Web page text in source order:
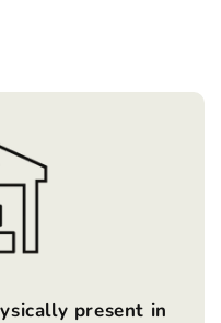
present in